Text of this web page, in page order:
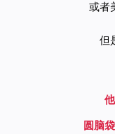
或者
但
圆脑